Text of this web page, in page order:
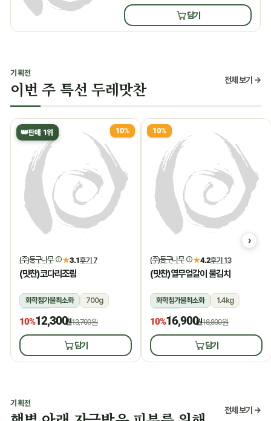
담기
기획전
이번 주 특선 두레맛찬 전체 보기 →
👑판매 1위 10%
(주)둥구나무 ★3.1후기 7
(맛찬)코다리조림
화학첨가물최소화
700g
냉장
10%12,300원13,700원
담기
10%
(주)둥구나무 ★4.2후기 13
(맛찬)열무얼갈이 물김치
화학첨가물최소화
1.4kg
냉장
10%16,900원18,800원
담기
기획전
전체 보기 →